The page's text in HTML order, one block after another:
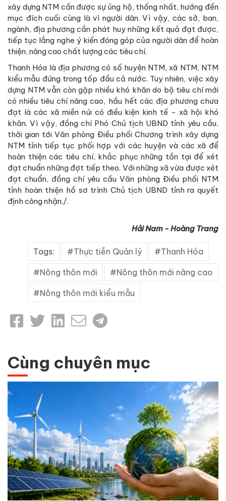
xây dựng NTM cần được sự ủng hộ, thống nhất, hướng đến
mục đích cuối cùng là vì người dân. Vì vậy, các sở, ban,
ngành, địa phương cần phát huy những kết quả đạt được,
tiếp tục lắng nghe ý kiến đóng góp của người dân để hoàn
thiện, nâng cao chất lượng các tiêu chí.
Thanh Hóa là địa phương có số huyện NTM, xã NTM, NTM
kiểu mẫu đứng trong tốp đầu cả nước. Tuy nhiên, việc xây
dựng NTM vẫn còn gặp nhiều khó khăn do bộ tiêu chí mới
có nhiều tiêu chí nâng cao, hầu hết các địa phương chưa
đạt là các xã miền núi có điều kiện kinh tế - xã hội khó
khăn. Vì vậy, đồng chí Phó Chủ tịch UBND tỉnh yêu cầu,
thời gian tới Văn phòng Điều phối Chương trình xây dựng
NTM tỉnh tiếp tục phối hợp với các huyện và các xã để
hoàn thiện các tiêu chí, khắc phục những tồn tại để xét
đạt chuẩn những đợt tiếp theo. Với những xã vừa được xét
đạt chuẩn, đồng chí yêu cầu Văn phòng Điều phối NTM
tỉnh hoàn thiện hồ sơ trình Chủ tịch UBND tỉnh ra quyết
định công nhận./.
Hải Nam - Hoàng Trang
Tags: Thực tiễn Quản lý Thanh Hóa
Nông thôn mới Nông thôn mới nâng cao
Nông thôn mới kiểu mẫu
Cùng chuyên mục